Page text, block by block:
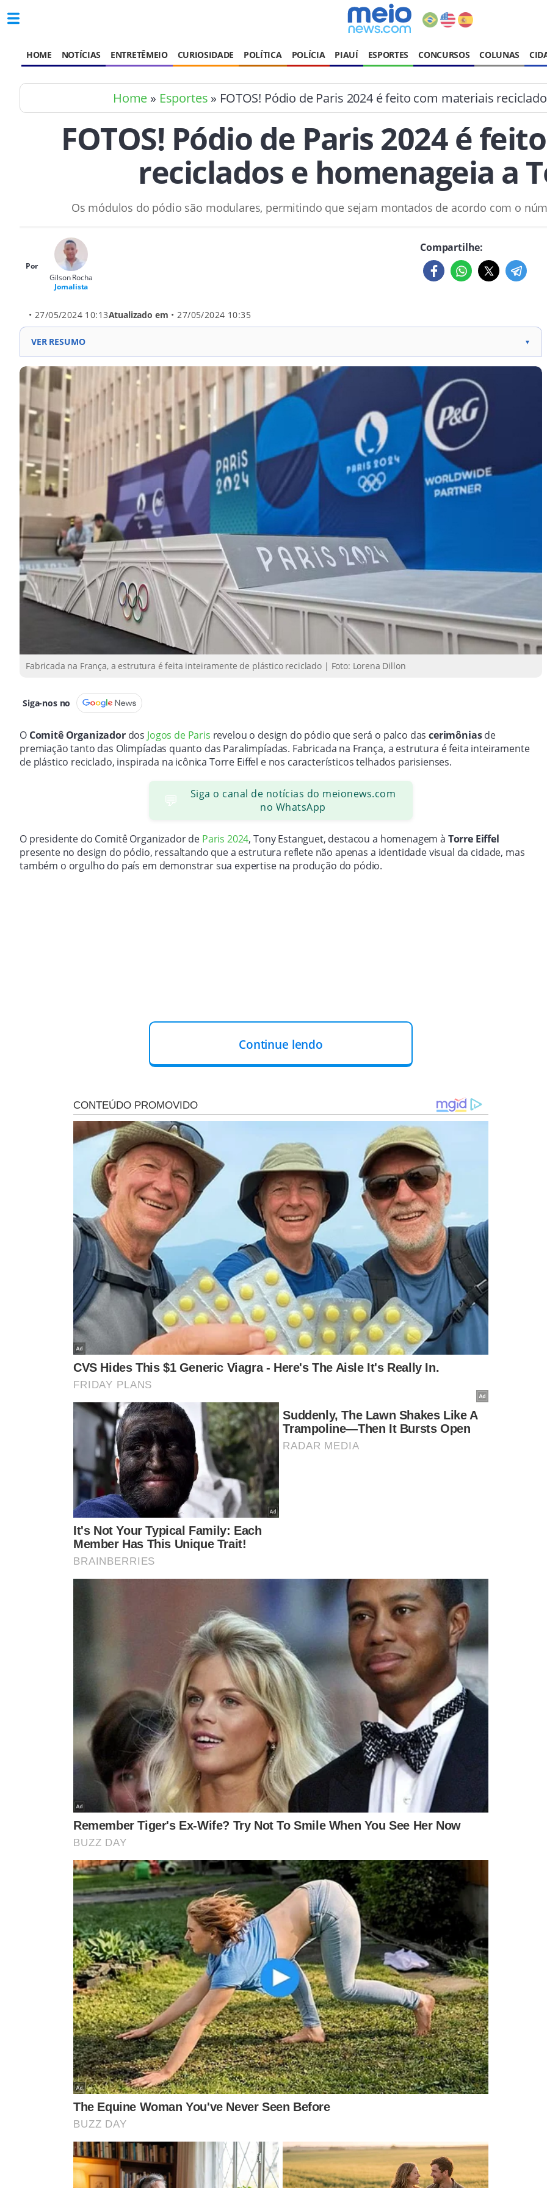
HOME NOTÍCIAS ENTRETÊMEIO CURIOSIDADE POLÍTICA POLÍCIA PIAUÍ ESPORTES CONCURSOS COLUNAS
Home » Esportes » FOTOS! Pódio de Paris 2024 é feito com materiais
FOTOS! Pódio de Paris 2024 é
reciclados e homenageia a
Os módulos do pódio são modulares, permitindo que sejam montados de acordo com o
Por
Gilson Rocha
Jornalista
• 27/05/2024 10:13Atualizado em • 27/05/2024 10:35
Compartilhe:
VER RESUMO ▼
Pódio de Paris 2024: feito de plástico reciclado, inspirado na Torre Eiffel. Modularidade: ajustável para
diferentes números de medalhistas. Acessibilidade: rampas nos pódios Paralímpicos promovem inclusão.
Fabricada na França, a estrutura é feita inteiramente de plástico reciclado | Foto: Lorena Dillon
Siga-nos no
O Comitê Organizador dos Jogos de Paris revelou o design do pódio que será o palco dascerimôniasde
premiação tanto das Olimpíadas quanto das Paralimpíadas. Fabricada na França, a estrutura é feita inteiramente
de plástico reciclado, inspirada na icônica Torre Eiffel e nos característicos telhados parisienses.
💬
Siga o canal de notícias do meionews.com
no WhatsApp
O presidente do Comitê Organizador de Paris 2024, Tony Estanguet, destacou a homenagem à Torre Eiffel
presente no design do pódio, ressaltando que a estrutura reflete não apenas a identidade visual da cidade, mas
também o orgulho do país em demonstrar sua expertise na produção do pódio.
Os módulos dopódiosão modulares, permitindo que sejam montados de acordo com o número de medalhistas a
serem premiados. Desde o maior pódio, destinado às competições de futebol e que alcança 33 metros de
comprimento, até os pódios individuais, que medem 3,6 metros, todos são compostos por módulos fabricados a
partir de 18 toneladas de resíduos plásticos.
Pódio que será usado pelos atletas paralímpicos nos Jogos de Paris. (Foto: Lorena Dillon)
Cada pódio apresenta duas cores distintas: a parte frontal é branca, adornada com os aros representativos das
e os agitos símbolos dasParalimpíadas, enquanto a parte superior é cinza, em referência ao zinco dos
telhados parisienses. A inscrição "Paris 2024" é exibida nas laterais dos degraus, garantindo a identificação clara do
Estrutura terá uma rampa de acessibilidade para os atletas paralímpicos. (Foto: Lorena Dillon)
Uma consideração importante foi a acessibilidade, especialmente para os eventos Paralímpicos
. Os módulos
destinados a essas competições possuem rampas para garantir que todos os atletas possam acessar o pódio com
facilidade e dignidade. Essa preocupação reflete o compromisso deParis 2024com a inclusão e a igualdade em
Continue lendo